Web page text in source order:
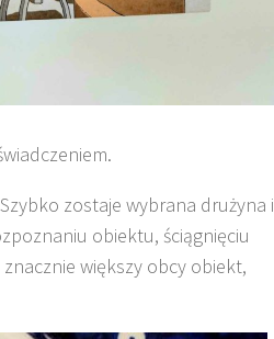
zostaje wybrana drużyna i
obiektu, ściągnięciu
większy obcy obiekt,